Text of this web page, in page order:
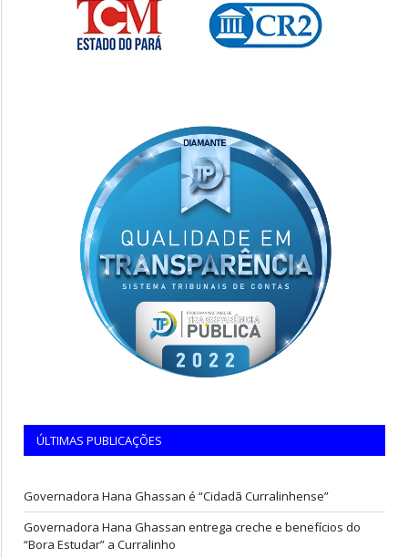
ÚLTIMAS PUBLICAÇÕES
Governadora Hana Ghassan é “Cidadã Curralinhense”
Governadora Hana Ghassan entrega creche e benefícios do
“Bora Estudar” a Curralinho